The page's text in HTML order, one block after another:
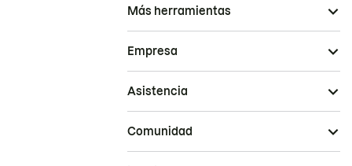
Más herramientas
Empresa
Asistencia
Comunidad